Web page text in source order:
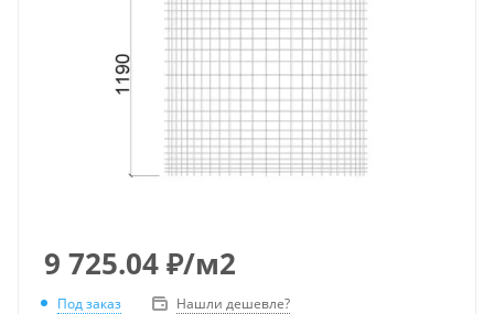
9 725.04₽/м2
Под заказ Нашли дешевле?